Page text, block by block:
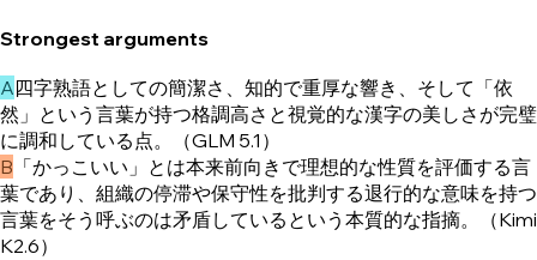
Strongest arguments
A四字熟語としての簡潔さ、知的で重厚な響き、そして「依
然」という言葉が持つ格調高さと視覚的な漢字の美しさが完璧
に調和している点。（GLM 5.1）
B 「かっこいい」とは本来前向きで理想的な性質を評価する言
葉であり、組織の停滞や保守性を批判する退行的な意味を持つ
言葉をそう呼ぶのは矛盾しているという本質的な指摘。（Kimi
K2.6）